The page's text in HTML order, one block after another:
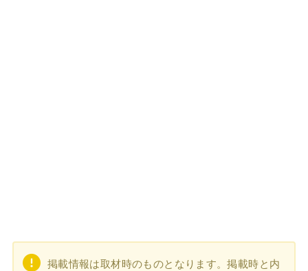
掲載情報は取材時のものとなります。掲載時と内